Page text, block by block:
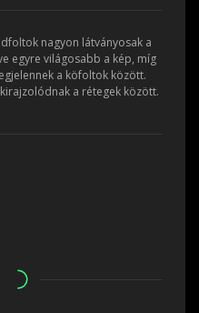
nagyon látványosak a
egyre világosabb a kép, míg
a köfoltok között.
a rétegek között.